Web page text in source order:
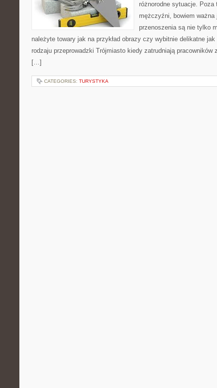
różnorodne sytuacje.
mężczyźni, bowiem ważna
przenoszenia są nie tylko
należyte towary jak na przykład obrazy czy wybitnie delikatne jak
rodzaju przeprowadzki Trójmiasto kiedy zatrudniają pracowników
[…]
CATEGORIES: TURYSTYKA